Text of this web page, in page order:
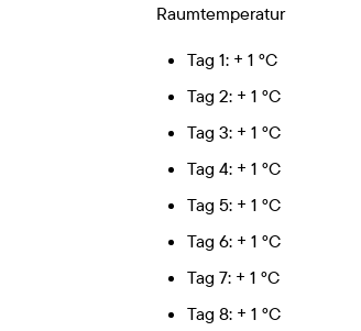
Raumtemperatur
Tag 1: + 1 °C
Tag 2: + 1 °C
Tag 3: + 1 °C
Tag 4: + 1 °C
Tag 5: + 1 °C
Tag 6: + 1 °C
Tag 7: + 1 °C
Tag 8: + 1 °C